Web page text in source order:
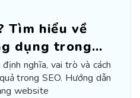
Tìm hiểu về
dụng trong
nghĩa, vai trò và cách
trong SEO. Hướng dẫn
website